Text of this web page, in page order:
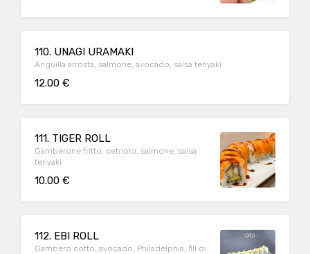
110. UNAGI URAMAKI
Anguilla arrosta, salmone, avocado, salsa teriyaki
12.00 €
111. TIGER ROLL
Gamberone fritto, cetriolo, salmone, salsa
teriyaki
10.00 €
112. EBI ROLL
Gambero cotto, avocado, Philadelphia, fili di